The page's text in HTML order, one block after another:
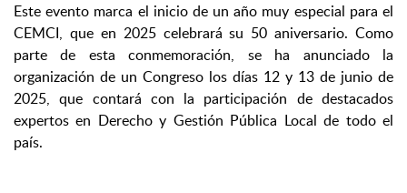
Este evento marca el inicio de un año muy especial para el
CEMCI, que en 2025 celebrará su 50 aniversario. Como
parte de esta conmemoración, se ha anunciado la
organización de un Congreso los días 12 y 13 de junio de
2025, que contará con la participación de destacados
expertos en Derecho y Gestión Pública Local de todo el
país.